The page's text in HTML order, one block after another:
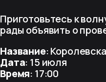
Приготовьтесь к
рады объявить о
Название:
Дата: 15 июля
Время: 17:00